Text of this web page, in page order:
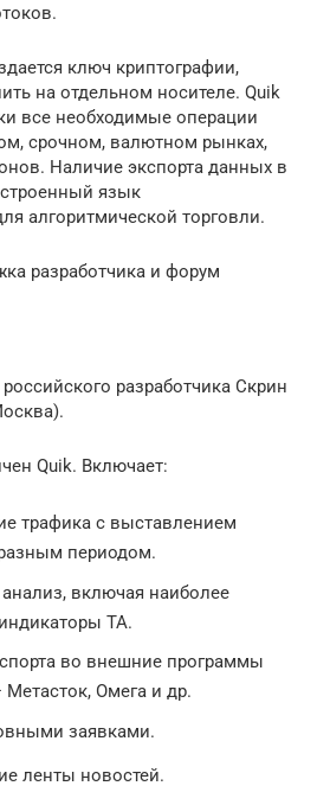
ключ криптографии,
на отдельном носителе. Quik
все необходимые операции
срочном, валютном рынках,
Наличие экспорта данных в
язык
алгоритмической торговли.
разработчика и форум
разработчика Скрин
Quik. Включает:
трафика с выставлением
периодом.
включая наиболее
ТА.
во внешние программы
Метасток, Омега и др.
заявками.
ленты новостей.